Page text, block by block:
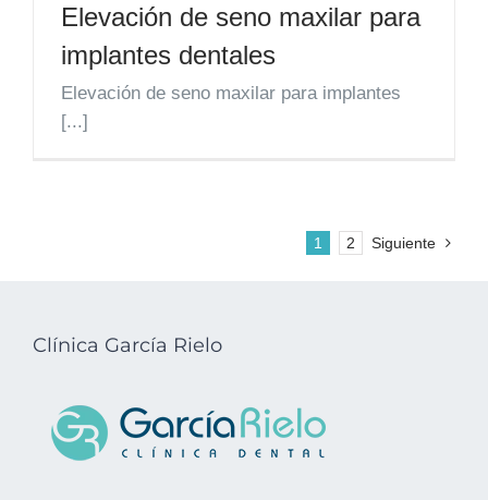
Elevación de seno maxilar para
implantes dentales
Elevación de seno maxilar para implantes
[...]
1 2 Siguiente
Clínica García Rielo